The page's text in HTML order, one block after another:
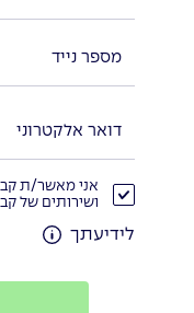
אני מאשר/ת
ושירותים של
לידיעתך